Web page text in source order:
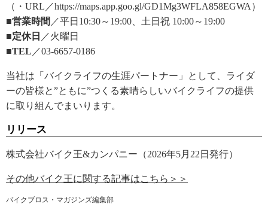
（・URL／https://maps.app.goo.gl/GD1Mg3WFLA858EGWA）
■営業時間 ／平日10:30～19:00、土日祝 10:00～19:00
■定休日 ／火曜日
■TEL ／03-6657-0186
当社は「バイクライフの生涯パートナー」として、ライダ
ーの皆様と”ともに”つくる素晴らしいバイクライフの提供
に取り組んでまいります。
リリース
株式会社バイク王&カンパニー（2026年5月22日発行）
その他バイク王に関する記事はこちら＞＞
バイクブロス・マガジンズ編集部